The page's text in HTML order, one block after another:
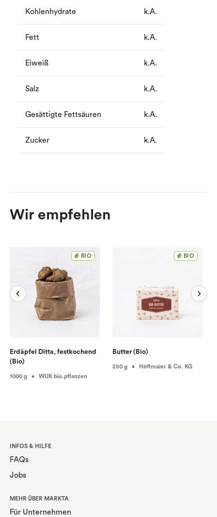
Kohlenhydrate k.A.
Fett k.A.
Eiweiß k.A.
Salz k.A.
Gesättigte Fettsäuren k.A.
Zucker k.A.
Wir empfehlen
BIO
Erdäpfel Ditta, festkochend
(Bio)
1000 g • WUK bio.pflanzen
BIO
Butter (Bio)
250 g • Höflmaier & Co. KG
INFOS & HILFE
FAQs
Jobs
MEHR ÜBER MARKTA
Für Unternehmen